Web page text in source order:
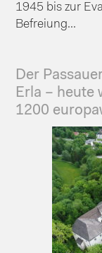
1945 bis zur
Befreiung...
Der
Erla – heute
1200